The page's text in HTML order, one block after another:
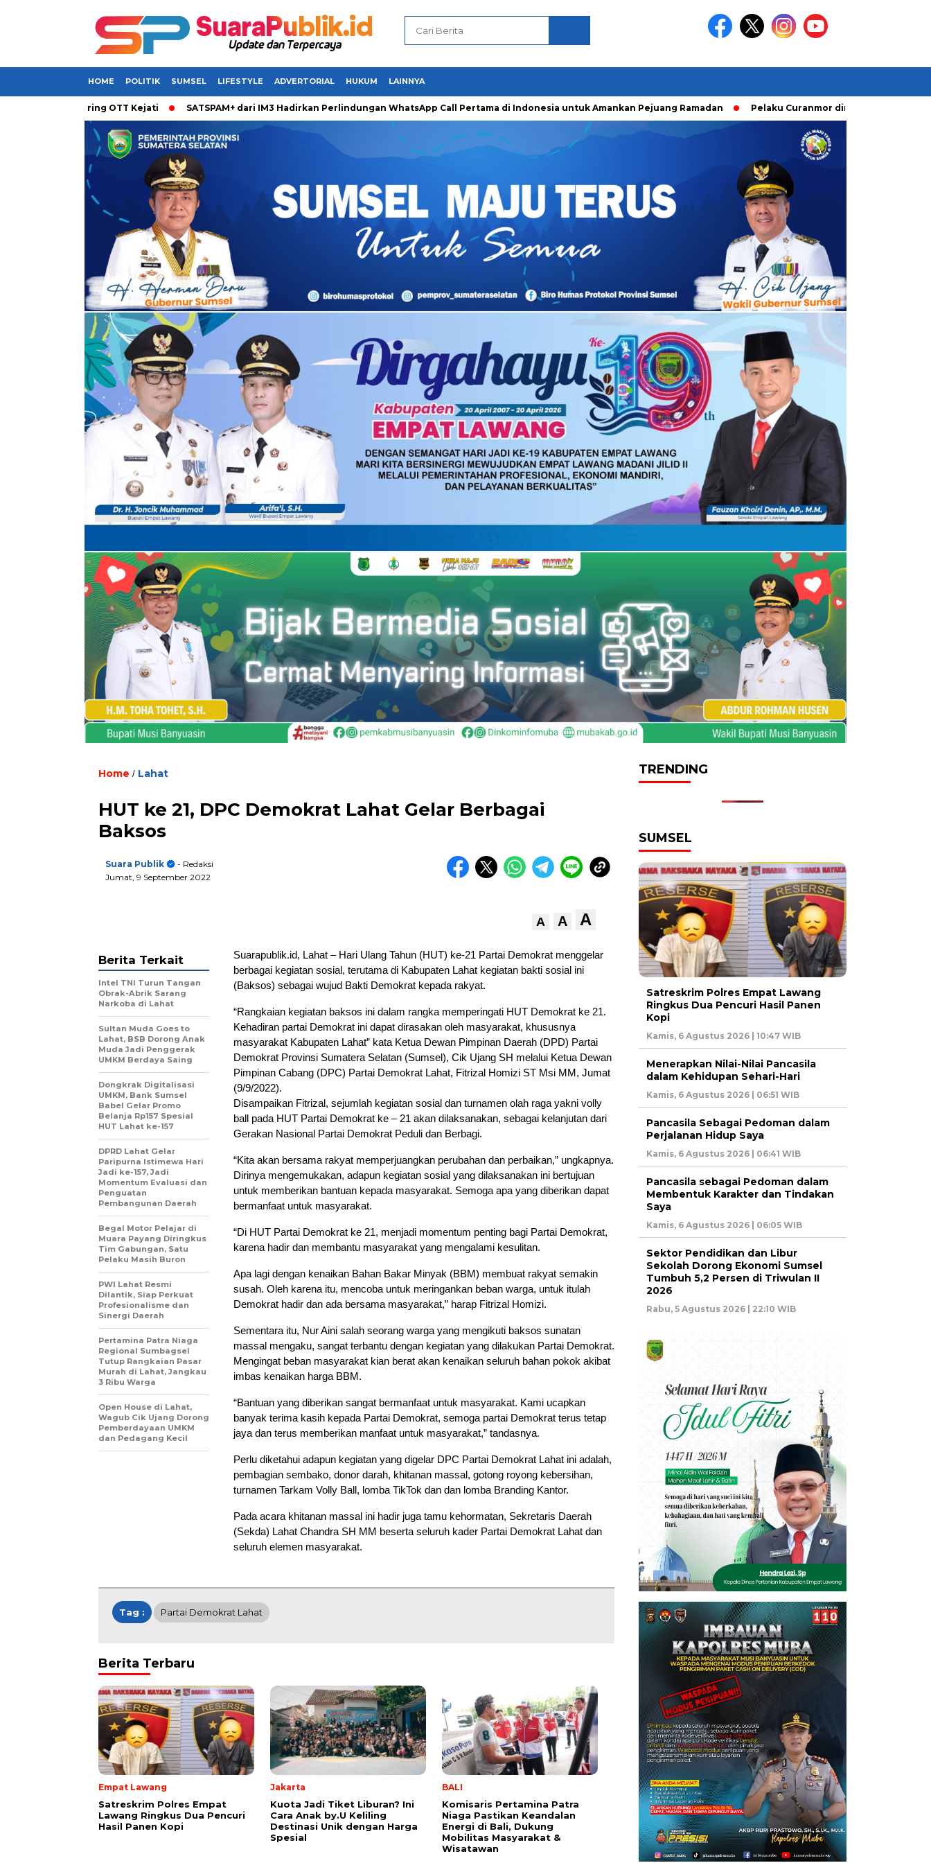
HOME POLITIK SUMSEL LIFESTYLE ADVERTORIAL HUKUM LAINNYA
Terjaring OTT Kejati SATSPAM+ dari IM3 Hadirkan Perlindungan WhatsApp Call Pertama di Indonesia untuk Amankan Pejuang Ramadan Pelaku Curanmor diringkusi Unit Ranmor
Home / Lahat
HUT ke 21, DPC Demokrat Lahat Gelar Berbagai
Baksos
Suara Publik
- Redaksi
Jumat, 9 September 2022
A A A
Suarapublik.id, Lahat – Hari Ulang Tahun (HUT) ke-21 Partai Demokrat menggelar
berbagai kegiatan sosial, terutama di Kabupaten Lahat kegiatan bakti sosial ini
(Baksos) sebagai wujud Bakti Demokrat kepada rakyat.
“Rangkaian kegiatan baksos ini dalam rangka memperingati HUT Demokrat ke 21.
Kehadiran partai Demokrat ini dapat dirasakan oleh masyarakat, khususnya
masyarakat Kabupaten Lahat” kata Ketua Dewan Pimpinan Daerah (DPD) Partai
Demokrat Provinsi Sumatera Selatan (Sumsel), Cik Ujang SH melalui Ketua Dewan
Pimpinan Cabang (DPC) Partai Demokrat Lahat, Fitrizal Homizi ST Msi MM, Jumat
(9/9/2022).
Disampaikan Fitrizal, sejumlah kegiatan sosial dan turnamen olah raga yakni volly
ball pada HUT Partai Demokrat ke – 21 akan dilaksanakan, sebagai kelanjutan dari
Gerakan Nasional Partai Demokrat Peduli dan Berbagi.
“Kita akan bersama rakyat memperjuangkan perubahan dan perbaikan,” ungkapnya.
Dirinya mengemukakan, adapun kegiatan sosial yang dilaksanakan ini bertujuan
untuk memberikan bantuan kepada masyarakat. Semoga apa yang diberikan dapat
bermanfaat untuk masyarakat.
“Di HUT Partai Demokrat ke 21, menjadi momentum penting bagi Partai Demokrat,
karena hadir dan membantu masyarakat yang mengalami kesulitan.
Apa lagi dengan kenaikan Bahan Bakar Minyak (BBM) membuat rakyat semakin
susah. Oleh karena itu, mencoba untuk meringankan beban warga, untuk itulah
Demokrat hadir dan ada bersama masyarakat,” harap Fitrizal Homizi.
Sementara itu, Nur Aini salah seorang warga yang mengikuti baksos sunatan
massal mengaku, sangat terbantu dengan kegiatan yang dilakukan Partai Demokrat.
Mengingat beban masyarakat kian berat akan kenaikan seluruh bahan pokok akibat
imbas kenaikan harga BBM.
“Bantuan yang diberikan sangat bermanfaat untuk masyarakat. Kami ucapkan
banyak terima kasih kepada Partai Demokrat, semoga partai Demokrat terus tetap
jaya dan terus memberikan manfaat untuk masyarakat,” tandasnya.
Perlu diketahui adapun kegiatan yang digelar DPC Partai Demokrat Lahat ini adalah,
pembagian sembako, donor darah, khitanan massal, gotong royong kebersihan,
turnamen Tarkam Volly Ball, lomba TikTok dan dan lomba Branding Kantor.
Pada acara khitanan massal ini hadir juga tamu kehormatan, Sekretaris Daerah
(Sekda) Lahat Chandra SH MM beserta seluruh kader Partai Demokrat Lahat dan
seluruh elemen masyarakat.
Berita Terkait
Intel TNI Turun Tangan
Obrak-Abrik Sarang
Narkoba di Lahat
Sultan Muda Goes to
Lahat, BSB Dorong Anak
Muda Jadi Penggerak
UMKM Berdaya Saing
Dongkrak Digitalisasi
UMKM, Bank Sumsel
Babel Gelar Promo
Belanja Rp157 Spesial
HUT Lahat ke-157
DPRD Lahat Gelar
Paripurna Istimewa Hari
Jadi ke-157, Jadi
Momentum Evaluasi dan
Penguatan
Pembangunan Daerah
Begal Motor Pelajar di
Muara Payang Diringkus
Tim Gabungan, Satu
Pelaku Masih Buron
PWI Lahat Resmi
Dilantik, Siap Perkuat
Profesionalisme dan
Sinergi Daerah
Pertamina Patra Niaga
Regional Sumbagsel
Tutup Rangkaian Pasar
Murah di Lahat, Jangkau
3 Ribu Warga
Open House di Lahat,
Wagub Cik Ujang Dorong
Pemberdayaan UMKM
dan Pedagang Kecil
Tag : Partai Demokrat Lahat
Berita Terbaru
Empat Lawang
Satreskrim Polres Empat
Lawang Ringkus Dua Pencuri
Hasil Panen Kopi
Jakarta
Kuota Jadi Tiket Liburan? Ini
Cara Anak by.U Keliling
Destinasi Unik dengan Harga
Spesial
BALI
Komisaris Pertamina Patra
Niaga Pastikan Keandalan
Energi di Bali, Dukung
Mobilitas Masyarakat &
Wisatawan
TRENDING
SUMSEL
Satreskrim Polres Empat Lawang
Ringkus Dua Pencuri Hasil Panen
Kopi
Kamis, 6 Agustus 2026 | 10:47 WIB
Menerapkan Nilai-Nilai Pancasila
dalam Kehidupan Sehari-Hari
Kamis, 6 Agustus 2026 | 06:51 WIB
Pancasila Sebagai Pedoman dalam
Perjalanan Hidup Saya
Kamis, 6 Agustus 2026 | 06:41 WIB
Pancasila sebagai Pedoman dalam
Membentuk Karakter dan Tindakan
Saya
Kamis, 6 Agustus 2026 | 06:05 WIB
Sektor Pendidikan dan Libur
Sekolah Dorong Ekonomi Sumsel
Tumbuh 5,2 Persen di Triwulan II
2026
Rabu, 5 Agustus 2026 | 22:10 WIB